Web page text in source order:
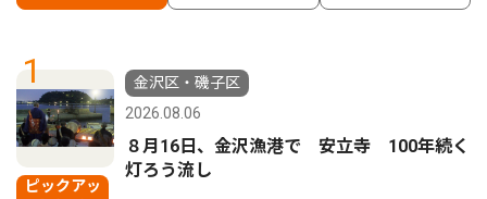
1
ピックアッ
金沢区・磯子区
2026.08.06
８月16日、金沢漁港で 安立寺 100年続く
灯ろう流し